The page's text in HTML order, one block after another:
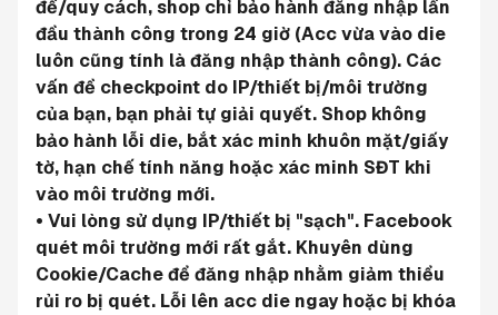
đề/quy cách, shop chỉ bảo hành đăng nhập lần
đầu thành công trong 24 giờ (Acc vừa vào die
luôn cũng tính là đăng nhập thành công). Các
vấn đề checkpoint do IP/thiết bị/môi trường
của bạn, bạn phải tự giải quyết. Shop không
bảo hành lỗi die, bắt xác minh khuôn mặt/giấy
tờ, hạn chế tính năng hoặc xác minh SĐT khi
vào môi trường mới.
• Vui lòng sử dụng IP/thiết bị "sạch". Facebook
quét môi trường mới rất gắt. Khuyên dùng
Cookie/Cache để đăng nhập nhằm giảm thiểu
rủi ro bị quét. Lỗi lên acc die ngay hoặc bị khóa